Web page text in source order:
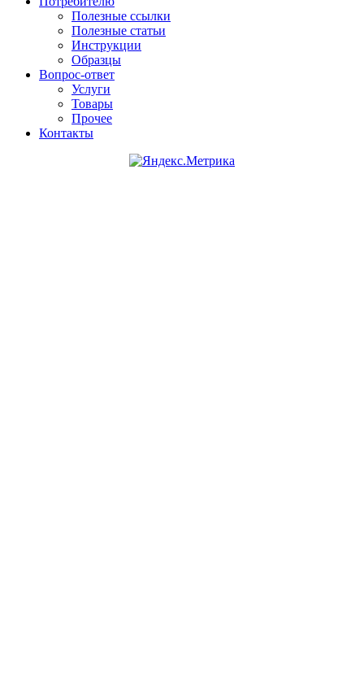
Полезные ссылки
Полезные статьи
Инструкции
Образцы
Вопрос-ответ
Услуги
Товары
Прочее
Контакты